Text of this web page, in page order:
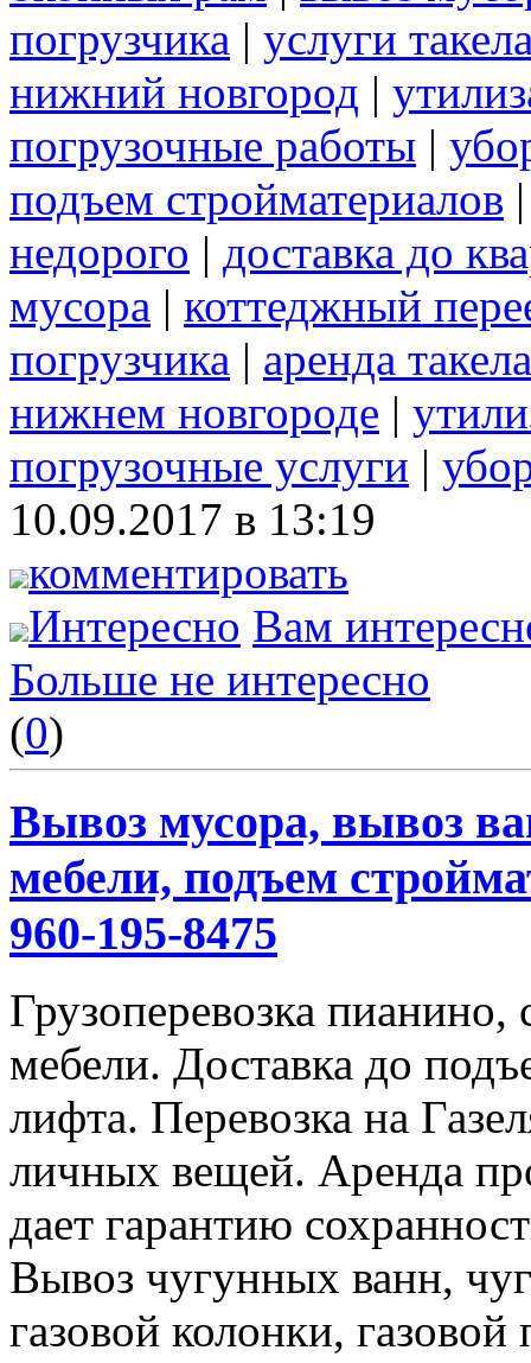
погрузчика | услуги
нижний новгород |
погрузочные работы |
подъем стройматериалов
недорого | доставка до
мусора | коттеджный
погрузчика | аренда
нижнем новгороде |
погрузочные услуги |
10.09.2017 в 13:19
комментировать
Интересно Вам
Больше не интересно
(0)
Вывоз мусора, вывоз
мебели, подъем
960-195-8475
Грузоперевозка
мебели. Доставка до
лифта. Перевозка на
личных вещей. Аренда
дает гарантию
Вывоз чугунных ванн,
газовой колонки,